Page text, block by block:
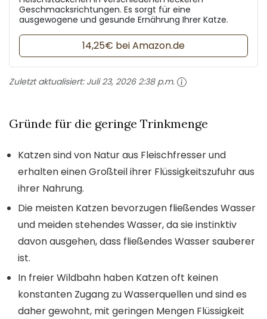
Geschmacksrichtungen. Es sorgt für eine
ausgewogene und gesunde Ernährung Ihrer Katze.
14,25€ bei Amazon.de
Zuletzt aktualisiert: Juli 23, 2026 2:38 p.m.
Gründe für die geringe Trinkmenge
Katzen sind von Natur aus Fleischfresser und
erhalten einen Großteil ihrer Flüssigkeitszufuhr aus
ihrer Nahrung.
Die meisten Katzen bevorzugen fließendes Wasser
und meiden stehendes Wasser, da sie instinktiv
davon ausgehen, dass fließendes Wasser sauberer
ist.
In freier Wildbahn haben Katzen oft keinen
konstanten Zugang zu Wasserquellen und sind es
daher gewohnt, mit geringen Mengen Flüssigkeit